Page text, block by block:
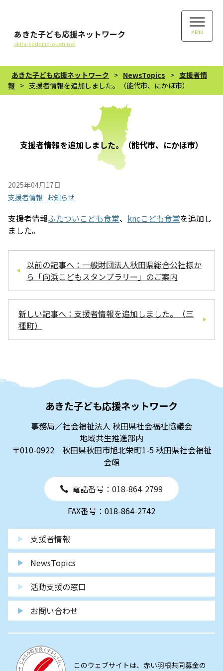
あきた子ども応援ネットワーク
akita-kodomo-ouen.net
MENU
あきた子ども応援ネットワーク > NewsTopics > 支援者情
報 > 支援者情報を追加しました。（能代市、にかほ市）
支援者情報を追加しました。（能代市、にかほ市）
2025年04月17日
支援者情報 お知らせ
支援者情報ふたついこども食堂、 kncこども食堂を追加し
ました。
以前の記事へ：一般財団法人秋田県総合公社様か
ら「向浜こどもスタンプラリー」のご案内
新しい記事へ：支援者情報を追加しました。（三
種町）
あきた子ども応援ネットワーク
事務局／社会福祉法人 秋田県社会福祉協議会
地域共生推進部内
〒010-0922 秋田県秋田市旭北栄町1-5 秋田県社会福祉
会館
電話番号：018-864-2799
FAX番号：018-864-2742
支援者情報
NewsTopics
活動支援の窓口
お問い合わせ
このウェブサイトは、赤い羽根共同募金の